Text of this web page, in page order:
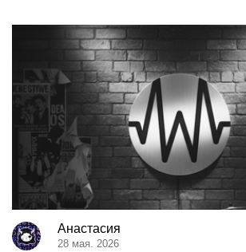
Анастасия
28 мая. 2026